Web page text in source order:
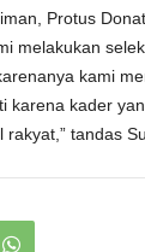
Protus
melakukan
kami
karena kader
tandas